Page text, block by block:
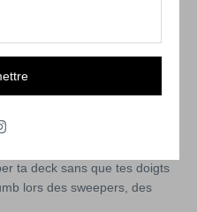
SIZE BLUE
mousse des années 80.
ta deck sans que tes doigts
lors des sweepers, des